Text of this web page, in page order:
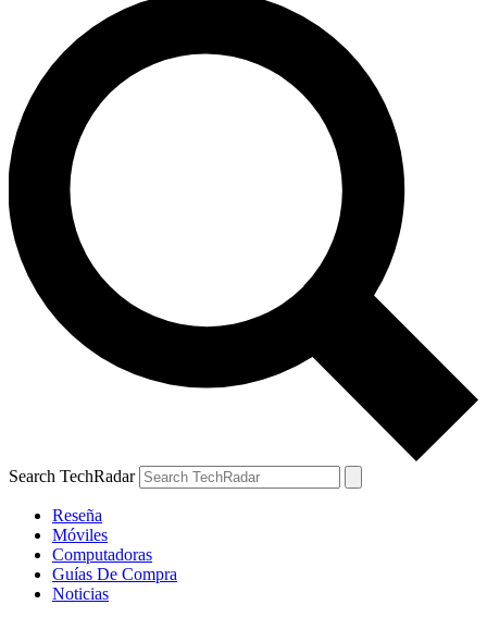
Search TechRadar
Reseña
Móviles
Computadoras
Guías De Compra
Noticias